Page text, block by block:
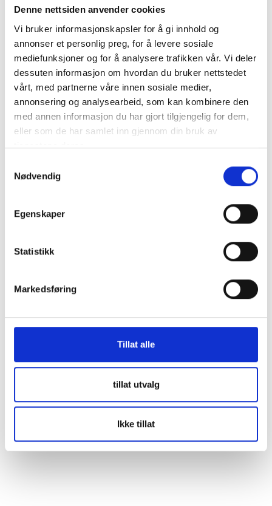
Denne nettsiden anvender cookies
Vi bruker informasjonskapsler for å gi innhold og
annonser et personlig preg, for å levere sosiale
mediefunksjoner og for å analysere trafikken vår. Vi deler
dessuten informasjon om hvordan du bruker nettstedet
vårt, med partnerne våre innen sosiale medier,
annonsering og analysearbeid, som kan kombinere den
med annen informasjon du har gjort tilgjengelig for dem,
eller som de har samlet inn gjennom din bruk av
tjenestene deres.
Nødvendig
Egenskaper
Statistikk
Markedsføring
Tillat alle
tillat utvalg
Ikke tillat
HYUNDAI DHY66KSE Diesel strømaggregat 66kVA 3-fas
Nødstrøm-aggregat fra anerkjente Hyundai av meget god
kvalitet
SKU: DHY66KSE
Dela den här produkten
HYUNDAI DHY66KSE Diesel strømaggregat 66kVA 3-fas
kvalitet Aggregatene i denne serien brukes av både
profesjonelle brukere og privatkunder som vet og verdsette
hus, entreprenører og industribruk.